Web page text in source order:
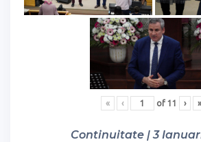
« ‹ of 11 › »
Continuitate | 3